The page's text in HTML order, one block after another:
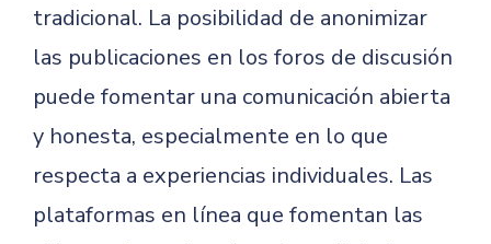
tradicional. La posibilidad de anonimizar
las publicaciones en los foros de discusión
puede fomentar una comunicación abierta
y honesta, especialmente en lo que
respecta a experiencias individuales. Las
plataformas en línea que fomentan las